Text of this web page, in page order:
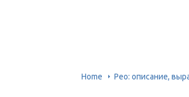
Home Рео: описание,